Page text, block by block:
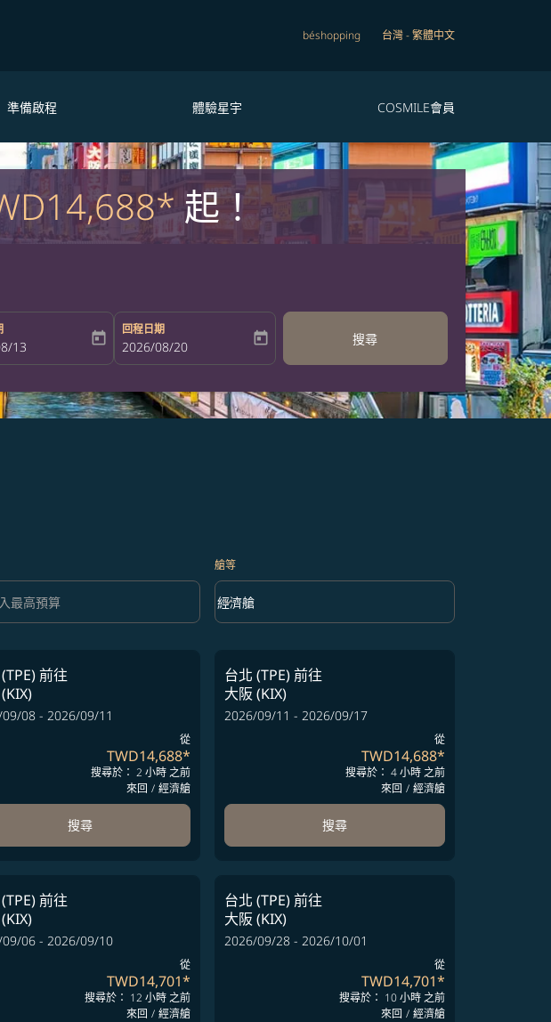
béshopping 台灣-繁體中文
準備啟程 體驗星宇 COSMILE會員
起！
departure-date-aria-label
13 today
回程日期
fc-booking-return-date-aria-label
2026/08/20 today 搜尋
艙等
艙等 option 經濟艙 Selected
經濟艙
keyboard_arrow_down
前往
08 - 2026/09/11
從
TWD14,688*
搜尋於： 2 小時 之前
來回 / 經濟艙
搜尋
台北 (TPE)前往
大阪 (KIX)
2026/09/11 - 2026/09/17
從
TWD14,688*
搜尋於： 4 小時 之前
來回 / 經濟艙
搜尋
前往
06 - 2026/09/10
從
TWD14,701*
搜尋於： 12 小時 之前
來回 / 經濟艙
台北 (TPE)前往
大阪 (KIX)
2026/09/28 - 2026/10/01
從
TWD14,701*
搜尋於： 10 小時 之前
來回 / 經濟艙